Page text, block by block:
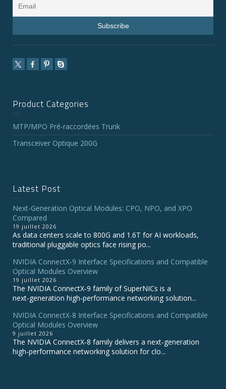
Product Categories
MTP/MPO Pré-raccordées Trunk
Transceiver Optique 200G
Latest Post
Next-Generation Optical Modules: CPO, NPO, and XPO
Compared
19 juillet 2026
As data centers scale to 800G and 1.6T for AI workloads,
traditional pluggable optics face rising po...
NVIDIA ConnectX‑9 Interface Specifications and Compatible
Optical Modules Overview
19 juillet 2026
The NVIDIA ConnectX‑9 family of SuperNICs is a
next‑generation high‑performance networking solution...
NVIDIA ConnectX-8 Interface Specifications and Compatible
Optical Modules Overview
9 juillet 2026
The NVIDIA ConnectX‑8 family delivers a next‑generation
high‑performance networking solution for clo...